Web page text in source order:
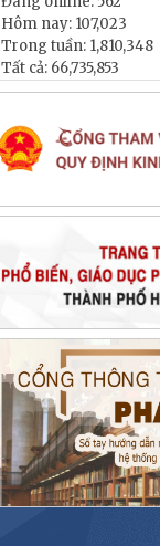
Hôm nay: 107,023
Trong tuần: 1,810,348
Tất cả: 66,735,853